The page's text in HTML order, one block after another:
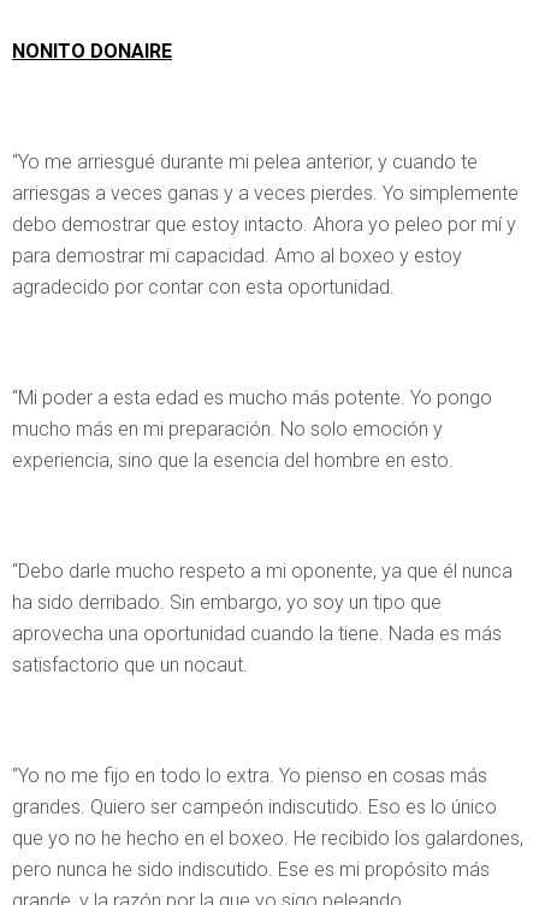
NONITO DONAIRE
“Yo me arriesgué durante mi pelea anterior, y cuando te
arriesgas a veces ganas y a veces pierdes. Yo simplemente
debo demostrar que estoy intacto. Ahora yo peleo por mí y
para demostrar mi capacidad. Amo al boxeo y estoy
agradecido por contar con esta oportunidad.
“Mi poder a esta edad es mucho más potente. Yo pongo
mucho más en mi preparación. No solo emoción y
experiencia, sino que la esencia del hombre en esto.
“Debo darle mucho respeto a mi oponente, ya que él nunca
ha sido derribado. Sin embargo, yo soy un tipo que
aprovecha una oportunidad cuando la tiene. Nada es más
satisfactorio que un nocaut.
“Yo no me fijo en todo lo extra. Yo pienso en cosas más
grandes. Quiero ser campeón indiscutido. Eso es lo único
que yo no he hecho en el boxeo. He recibido los galardones,
pero nunca he sido indiscutido. Ese es mi propósito más
grande, y la razón por la que yo sigo peleando